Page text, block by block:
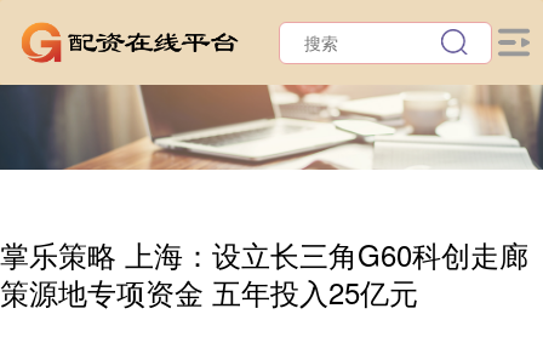
掌乐策略 上海：设立长三角G60科创走廊
策源地专项资金 五年投入25亿元